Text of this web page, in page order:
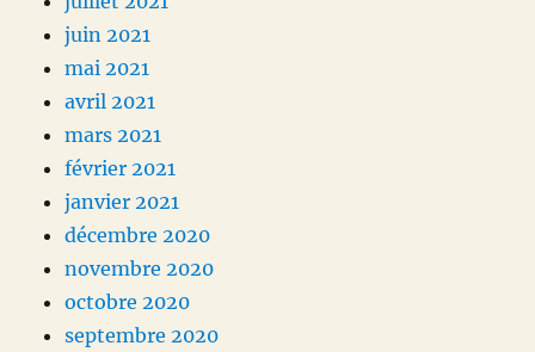
juin 2021
mai 2021
avril 2021
mars 2021
février 2021
janvier 2021
décembre 2020
novembre 2020
octobre 2020
septembre 2020